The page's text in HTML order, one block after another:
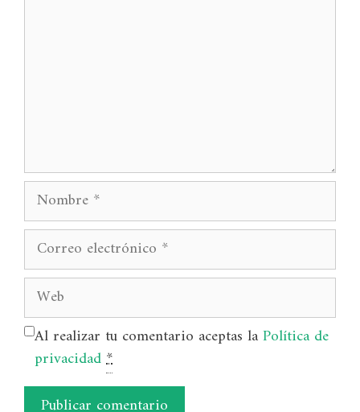
Nombre
Correo
electrónico
Web
Al realizar tu comentario aceptas laPolítica de
privacidad*